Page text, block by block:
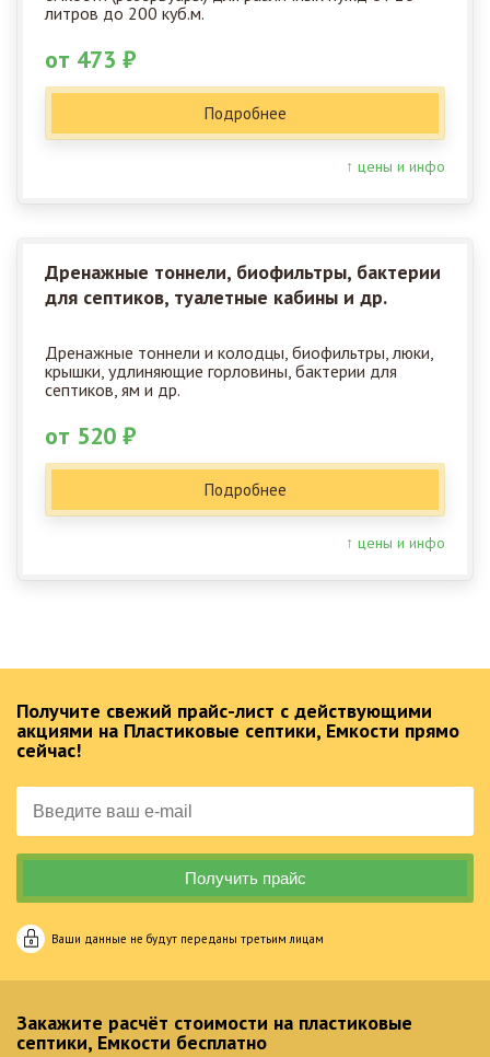
литров до 200 куб.м.
от 473 ₽
Подробнее
↑ цены и инфо
Дренажные тоннели, биофильтры, бактерии
для септиков, туалетные кабины и др.
Дренажные тоннели и колодцы, биофильтры, люки,
крышки, удлиняющие горловины, бактерии для
септиков, ям и др.
от 520 ₽
Подробнее
↑ цены и инфо
Получите свежий прайс-лист с действующими
акциями на Пластиковые септики, Емкости прямо
сейчас!
Ваши данные не будут переданы третьим лицам
Закажите расчёт стоимости на пластиковые
септики, Емкости бесплатно